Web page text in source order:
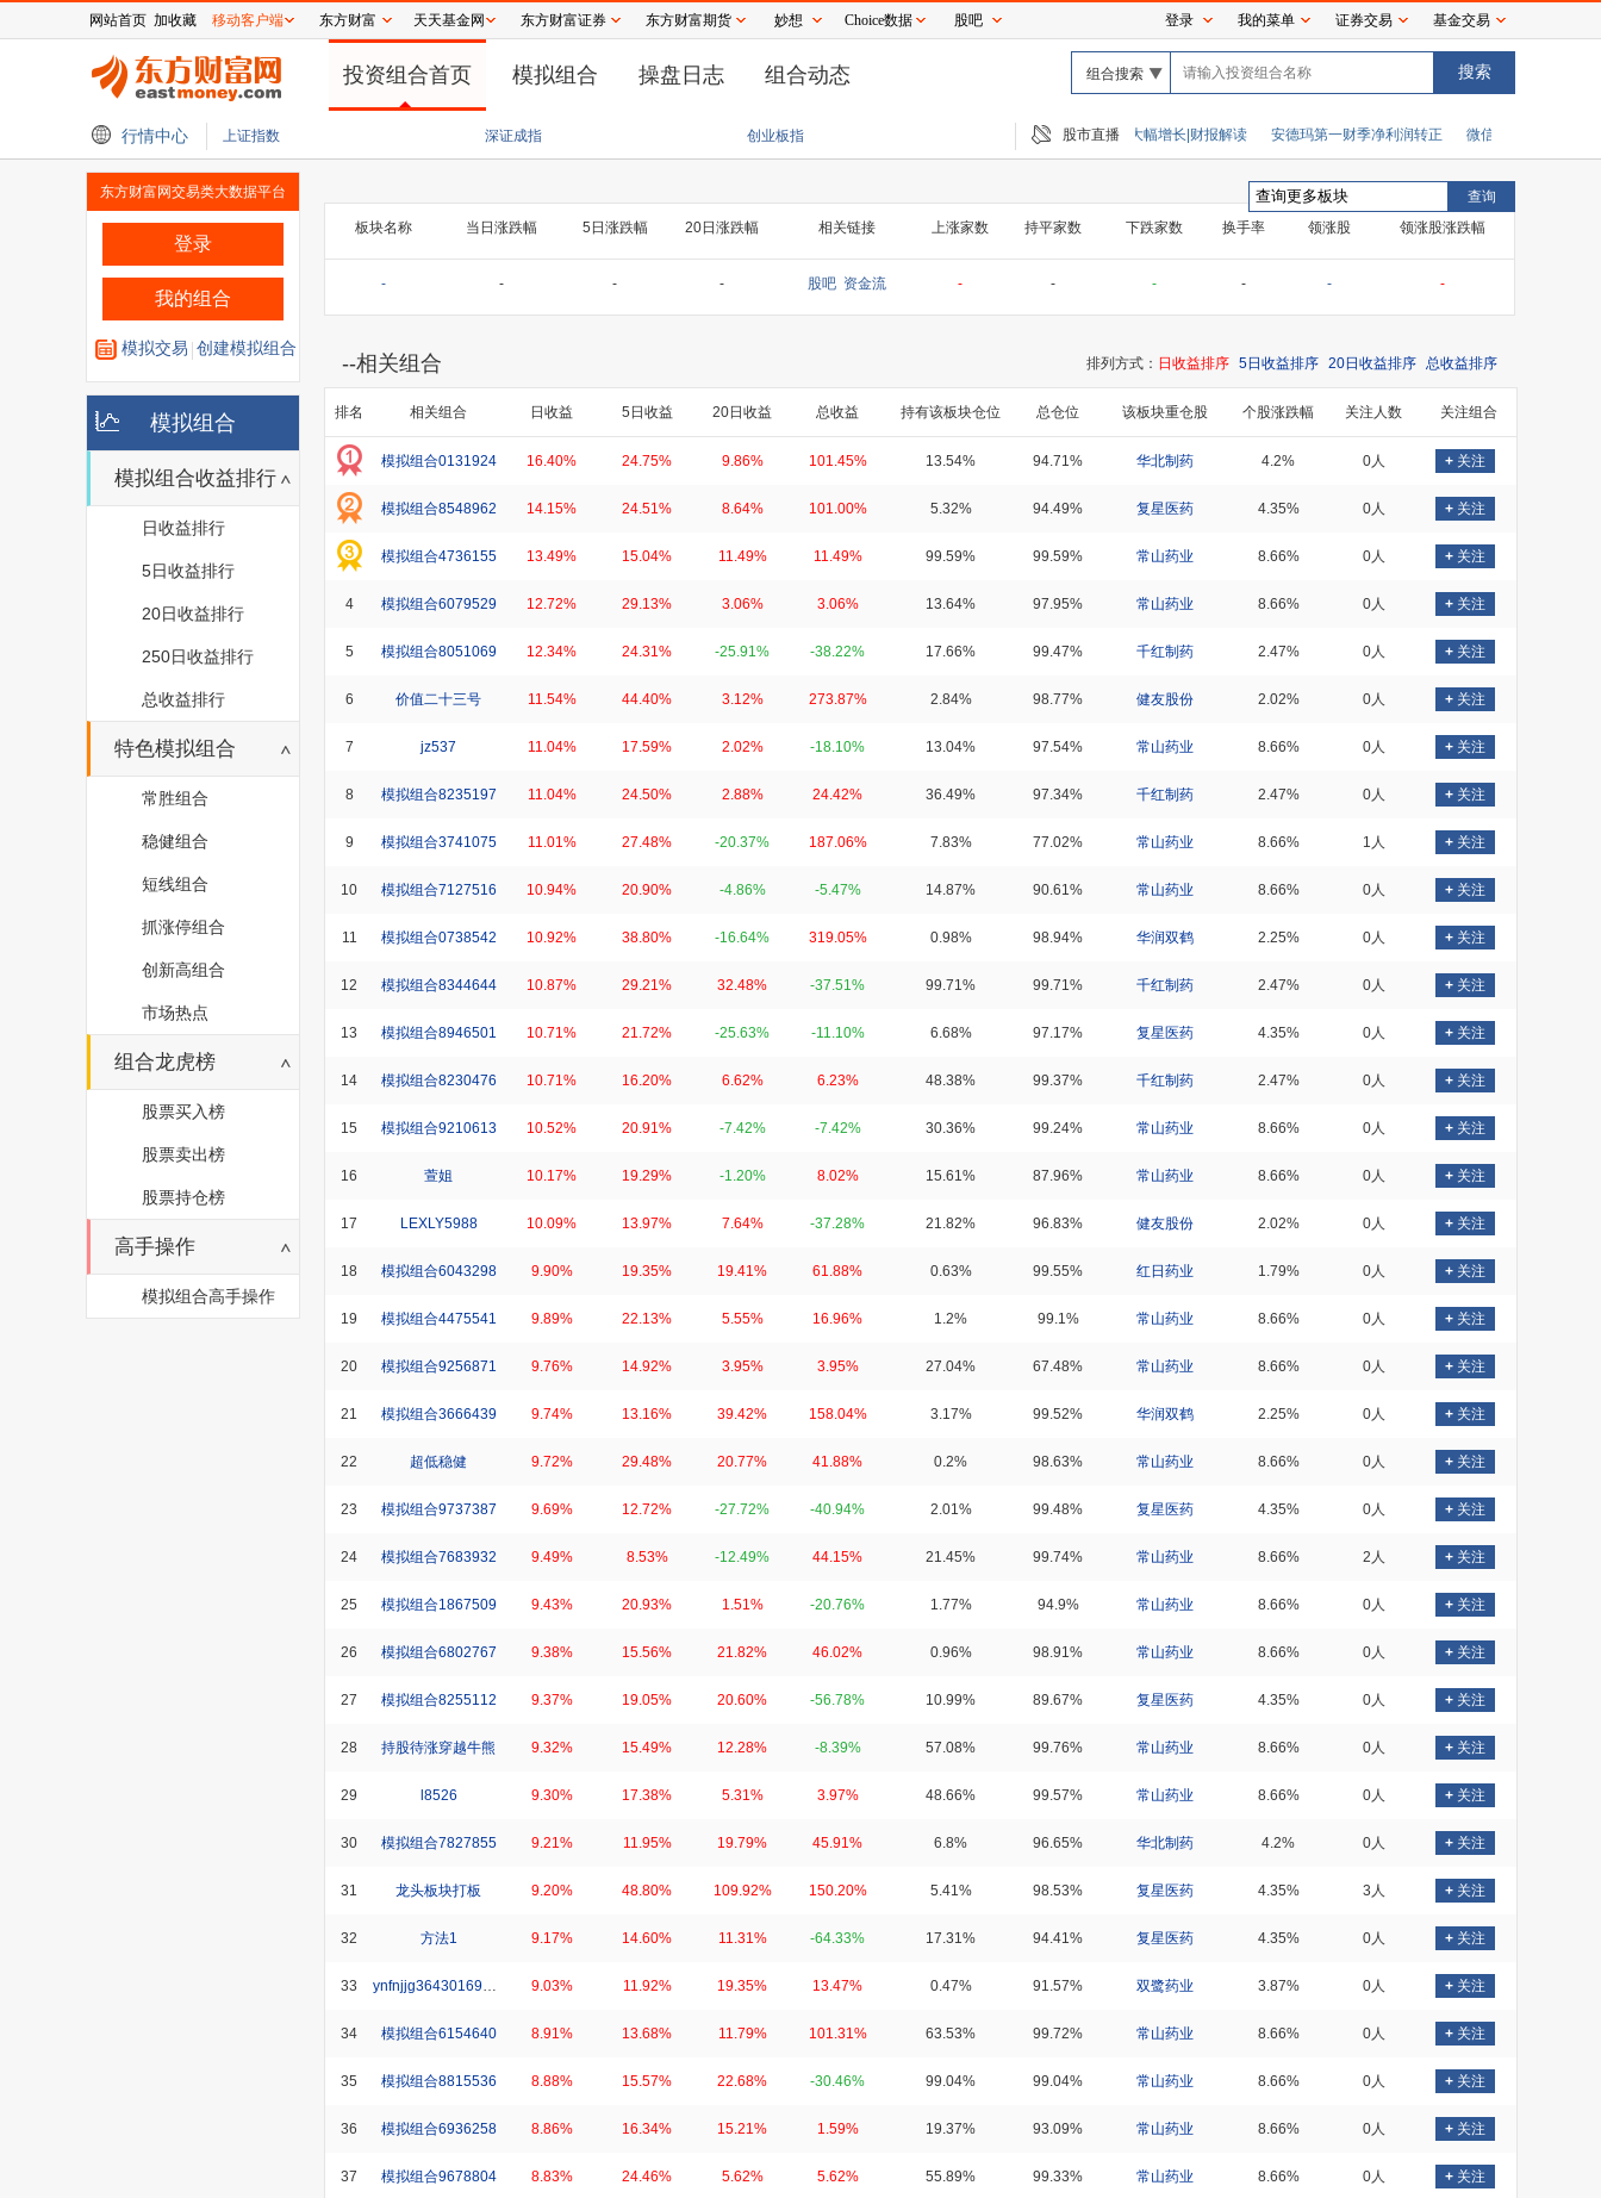
网站首页 加收藏 移动客户端 东方财富 天天基金网 东方财富证券 东方财富期货 妙想 Choice数据 股吧 登录 我的菜单 证券交易 基金交易
投资组合首页 模拟组合 操盘日志 组合动态 组合搜索
行情中心 上证指数 深证成指 创业板指 股市直播
亚洲水泥（中国）上半年净利由盈转亏近亿元，毛利率跌至9% 谷歌AI业务重组幕后：商业化压力倒逼 科研愿景退后一步 造纸行业局部回暖 两家特种纸企上半年净利润大幅增长|财报解读 安德玛第一财季净利润转正 微信又上新功能！
东方财富网交易类大数据平台
登录
我的组合
模拟交易 创建模拟组合
模拟组合
模拟组合收益排行
日收益排行
5日收益排行
20日收益排行
250日收益排行
总收益排行
特色模拟组合
常胜组合
稳健组合
短线组合
抓涨停组合
创新高组合
市场热点
组合龙虎榜
股票买入榜
股票卖出榜
股票持仓榜
高手操作
模拟组合高手操作
板块名称 当日涨跌幅 5日涨跌幅 20日涨跌幅 相关链接 上涨家数 持平家数 下跌家数 换手率 领涨股 领涨股涨跌幅
- - - - 股吧 资金流 - - - - - -
--相关组合 排列方式： 日收益排序 5日收益排序 20日收益排序 总收益排序
排名 相关组合 日收益 5日收益 20日收益 总收益 持有该板块仓位 总仓位 该板块重仓股 个股涨跌幅 关注人数 关注组合
模拟组合0131924 16.40% 24.75% 9.86% 101.45% 13.54% 94.71% 华北制药 4.2% 0人 + 关注
模拟组合8548962 14.15% 24.51% 8.64% 101.00% 5.32% 94.49% 复星医药 4.35% 0人 + 关注
模拟组合4736155 13.49% 15.04% 11.49% 11.49% 99.59% 99.59% 常山药业 8.66% 0人 + 关注
4 模拟组合6079529 12.72% 29.13% 3.06% 3.06% 13.64% 97.95% 常山药业 8.66% 0人 + 关注
5 模拟组合8051069 12.34% 24.31% -25.91% -38.22% 17.66% 99.47% 千红制药 2.47% 0人 + 关注
6 价值二十三号 11.54% 44.40% 3.12% 273.87% 2.84% 98.77% 健友股份 2.02% 0人 + 关注
7 jz537 11.04% 17.59% 2.02% -18.10% 13.04% 97.54% 常山药业 8.66% 0人 + 关注
8 模拟组合8235197 11.04% 24.50% 2.88% 24.42% 36.49% 97.34% 千红制药 2.47% 0人 + 关注
9 模拟组合3741075 11.01% 27.48% -20.37% 187.06% 7.83% 77.02% 常山药业 8.66% 1人 + 关注
10 模拟组合7127516 10.94% 20.90% -4.86% -5.47% 14.87% 90.61% 常山药业 8.66% 0人 + 关注
11 模拟组合0738542 10.92% 38.80% -16.64% 319.05% 0.98% 98.94% 华润双鹤 2.25% 0人 + 关注
12 模拟组合8344644 10.87% 29.21% 32.48% -37.51% 99.71% 99.71% 千红制药 2.47% 0人 + 关注
13 模拟组合8946501 10.71% 21.72% -25.63% -11.10% 6.68% 97.17% 复星医药 4.35% 0人 + 关注
14 模拟组合8230476 10.71% 16.20% 6.62% 6.23% 48.38% 99.37% 千红制药 2.47% 0人 + 关注
15 模拟组合9210613 10.52% 20.91% -7.42% -7.42% 30.36% 99.24% 常山药业 8.66% 0人 + 关注
16 萱姐 10.17% 19.29% -1.20% 8.02% 15.61% 87.96% 常山药业 8.66% 0人 + 关注
17 LEXLY5988 10.09% 13.97% 7.64% -37.28% 21.82% 96.83% 健友股份 2.02% 0人 + 关注
18 模拟组合6043298 9.90% 19.35% 19.41% 61.88% 0.63% 99.55% 红日药业 1.79% 0人 + 关注
19 模拟组合4475541 9.89% 22.13% 5.55% 16.96% 1.2% 99.1% 常山药业 8.66% 0人 + 关注
20 模拟组合9256871 9.76% 14.92% 3.95% 3.95% 27.04% 67.48% 常山药业 8.66% 0人 + 关注
21 模拟组合3666439 9.74% 13.16% 39.42% 158.04% 3.17% 99.52% 华润双鹤 2.25% 0人 + 关注
22 超低稳健 9.72% 29.48% 20.77% 41.88% 0.2% 98.63% 常山药业 8.66% 0人 + 关注
23 模拟组合9737387 9.69% 12.72% -27.72% -40.94% 2.01% 99.48% 复星医药 4.35% 0人 + 关注
24 模拟组合7683932 9.49% 8.53% -12.49% 44.15% 21.45% 99.74% 常山药业 8.66% 2人 + 关注
25 模拟组合1867509 9.43% 20.93% 1.51% -20.76% 1.77% 94.9% 常山药业 8.66% 0人 + 关注
26 模拟组合6802767 9.38% 15.56% 21.82% 46.02% 0.96% 98.91% 常山药业 8.66% 0人 + 关注
27 模拟组合8255112 9.37% 19.05% 20.60% -56.78% 10.99% 89.67% 复星医药 4.35% 0人 + 关注
28 持股待涨穿越牛熊 9.32% 15.49% 12.28% -8.39% 57.08% 99.76% 常山药业 8.66% 0人 + 关注
29 l8526 9.30% 17.38% 5.31% 3.97% 48.66% 99.57% 常山药业 8.66% 0人 + 关注
30 模拟组合7827855 9.21% 11.95% 19.79% 45.91% 6.8% 96.65% 华北制药 4.2% 0人 + 关注
31 龙头板块打板 9.20% 48.80% 109.92% 150.20% 5.41% 98.53% 复星医药 4.35% 3人 + 关注
32 方法1 9.17% 14.60% 11.31% -64.33% 17.31% 94.41% 复星医药 4.35% 0人 + 关注
33 ynfnjjg364301696_1 9.03% 11.92% 19.35% 13.47% 0.47% 91.57% 双鹭药业 3.87% 0人 + 关注
34 模拟组合6154640 8.91% 13.68% 11.79% 101.31% 63.53% 99.72% 常山药业 8.66% 0人 + 关注
35 模拟组合8815536 8.88% 15.57% 22.68% -30.46% 99.04% 99.04% 常山药业 8.66% 0人 + 关注
36 模拟组合6936258 8.86% 16.34% 15.21% 1.59% 19.37% 93.09% 常山药业 8.66% 0人 + 关注
37 模拟组合9678804 8.83% 24.46% 5.62% 5.62% 55.89% 99.33% 常山药业 8.66% 0人 + 关注